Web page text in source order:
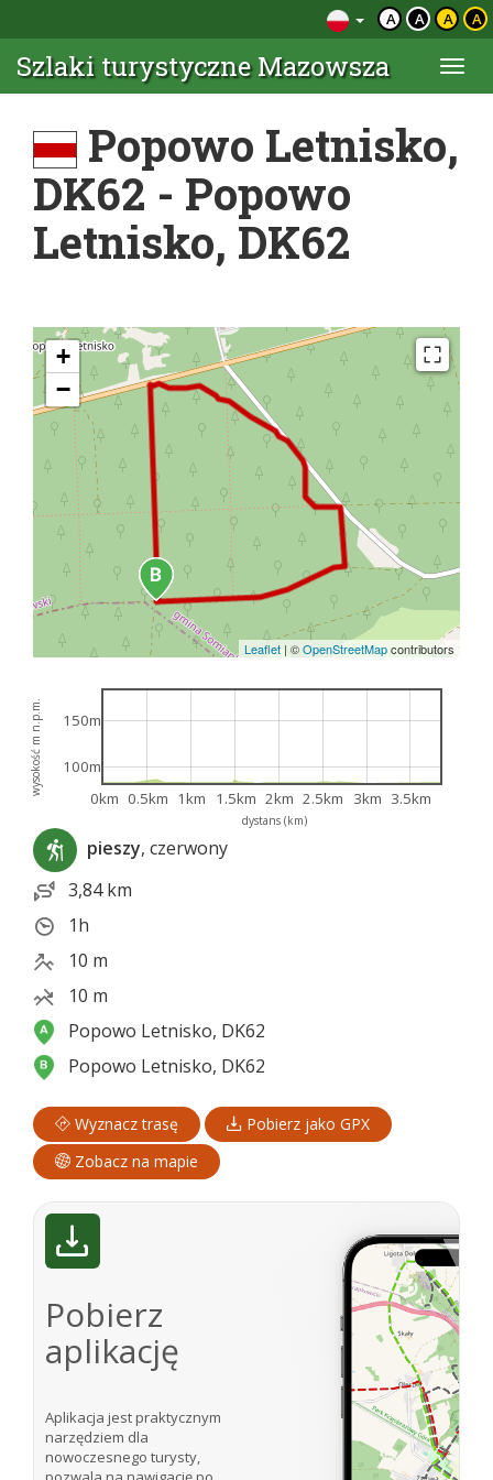
A A A A
Szlaki turystyczne Mazowsza
Popowo Letnisko,
DK62 - Popowo
Letnisko, DK62
+
−
Leaflet | ©OpenStreetMapcontributors
dystans (km)
wysokość m n.p.m.
0km 0.5km 1km 1.5km 2km 2.5km 3km 3.5km
100m
150m
pieszy, czerwony
3,84 km
1h
10 m
10 m
Popowo Letnisko, DK62
Popowo Letnisko, DK62
Wyznacz trasę
Pobierz jako GPX
Zobacz na mapie
Pobierz
aplikację
Aplikacja jest praktycznym
narzędziem dla
nowoczesnego turysty,